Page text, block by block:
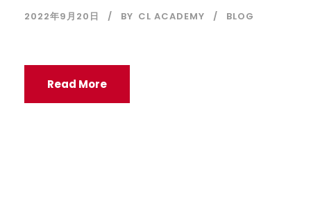
2022年9月20日 BY CL ACADEMY BLOG
Read More